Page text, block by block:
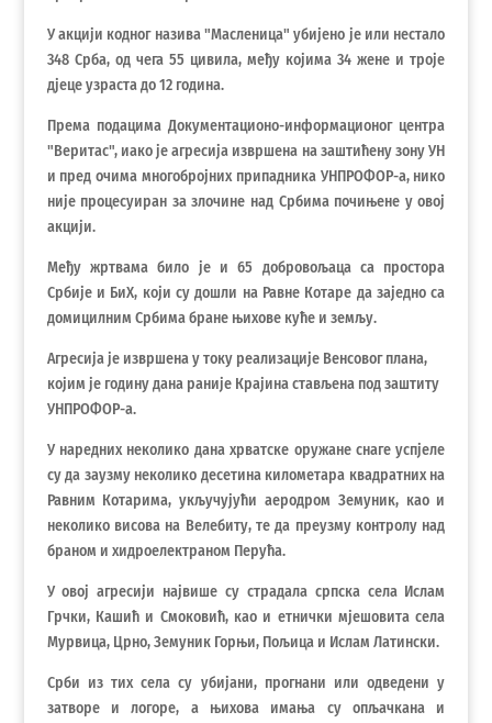
У акцији кодног назива "Масленица" убијено је или нестало
348 Срба, од чега 55 цивила, међу којима 34 жене и троје
дјеце узраста до 12 година.
Према подацима Документационо-информационог центра
"Веритас", иако је агресија извршена на заштићену зону УН
и пред очима многобројних припадника УНПРОФОР-а, нико
није процесуиран за злочине над Србима почињене у овој
акцији.
Међу жртвама било је и 65 добровољаца са простора
Србије и БиХ, који су дошли на Равне Котаре да заједно са
домицилним Србима бране њихове куће и земљу.
Агресија је извршена у току реализације Венсовог плана,
којим је годину дана раније Крајина стављена под заштиту
УНПРОФОР-а.
У наредних неколико дана хрватске оружане снаге успјеле
су да заузму неколико десетина километара квадратних на
Равним Котарима, укључујући аеродром Земуник, као и
неколико висова на Велебиту, те да преузму контролу над
браном и хидроелектраном Перућа.
У овој агресији највише су страдала српска села Ислам
Грчки, Кашић и Смоковић, као и етнички мјешовита села
Мурвица, Црно, Земуник Горњи, Пољица и Ислам Латински.
Срби из тих села су убијани, прогнани или одведени у
затворе и логоре, а њихова имања су опљачкана и